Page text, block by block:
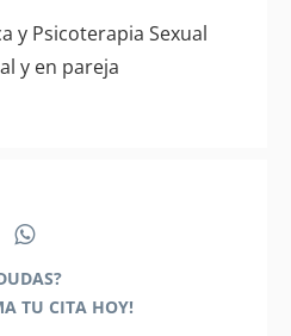
y Psicoterapia Sexual
y en pareja
TU CITA HOY!